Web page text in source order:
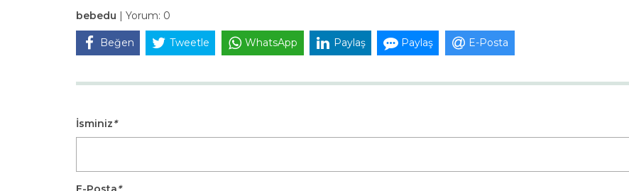
bebedu | Yorum: 0
Beğen Tweetle WhatsApp Paylaş Paylaş E-Posta
İsminiz*